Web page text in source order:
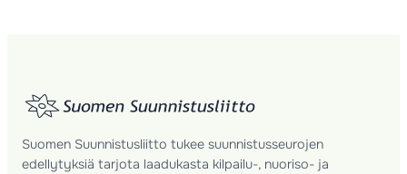
Suomen Suunnistusliitto tukee suunnistusseurojen
edellytyksiä tarjota laadukasta kilpailu-, nuoriso- ja